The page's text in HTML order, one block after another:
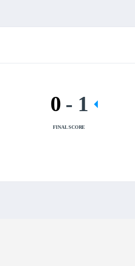
0 - 1
FINAL SCORE